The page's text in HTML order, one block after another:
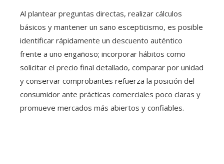
Al plantear preguntas directas, realizar cálculos
básicos y mantener un sano escepticismo, es posible
identificar rápidamente un descuento auténtico
frente a uno engañoso; incorporar hábitos como
solicitar el precio final detallado, comparar por unidad
y conservar comprobantes refuerza la posición del
consumidor ante prácticas comerciales poco claras y
promueve mercados más abiertos y confiables.